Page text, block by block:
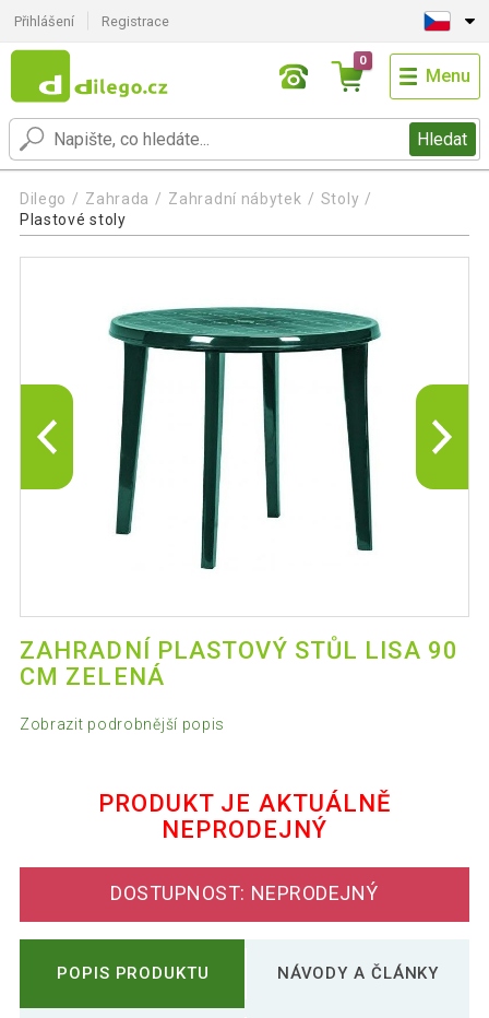
Přihlášení Registrace
Hledat
0
Menu
Dilego Zahrada Zahradní nábytek
Stoly
Plastové stoly
ZAHRADNÍ PLASTOVÝ STŮL LISA 90
CM ZELENÁ
Zobrazit podrobnější popis
PRODUKT JE AKTUÁLNĚ
NEPRODEJNÝ
DOSTUPNOST: NEPRODEJNÝ
POPIS PRODUKTU NÁVODY A ČLÁNKY